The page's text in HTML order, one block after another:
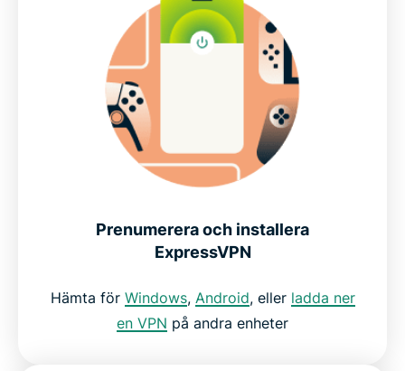
Håll dig säkert ansluten till dina favoritspel
Skydda dina data och din anslutning när du spelar
Vad våra mest nöjda kunder säger
Vanliga frågor om VPN för spel
ExpressVPN för spel: Prova det riskfritt
Prenumerera och installera
ExpressVPN
Hämta för Windows, Android, eller ladda ner
en VPN på andra enheter